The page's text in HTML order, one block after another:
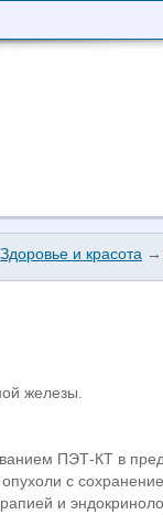
Здоровье и красота →
железы.
ПЭТ-КТ в
с
и